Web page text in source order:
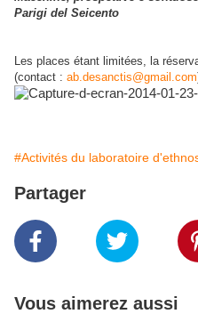
Parigi del Seicento
Les places étant limitées, la
(contact : ab.desanctis@gmail.com
#Activités du laboratoire
Partager
Vous aimerez aussi